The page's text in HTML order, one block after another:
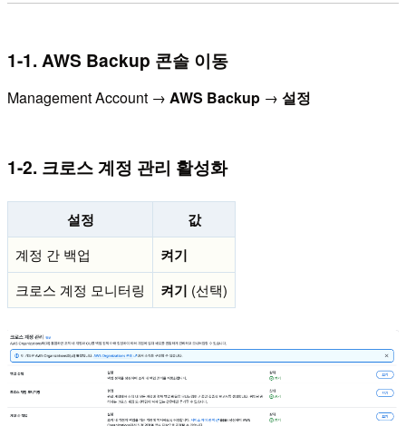
1-1. AWS Backup 콘솔 이동
Management Account → AWS Backup → 설정
1-2. 크로스 계정 관리 활성화
설정 값
계정 간 백업 켜기
크로스 계정 모니터링 켜기 (선택)